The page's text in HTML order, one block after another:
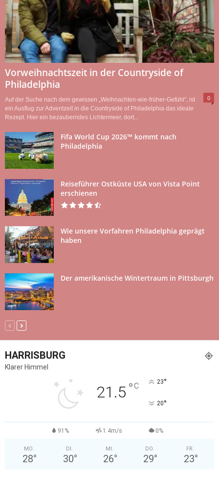
Vorweihnachtszeit in der Countryside of
Philadelphia
0
Auf der Suche nach dem gewissen „Weihnachten-wie-früher-Gefühl“, ist
ein Ausflug zur Adventzeit in die Countryside of Philadelphia das ideale
Rezept. Hier ein bezauberndes Lichtermeer, dort...
Fifa World Cup 2026™ kommt nach
Philadelphia
Reiseführer Ostküste USA von Vista Point
erschienen
Wie unsere Vorfahren Philadelphia geprägt
haben
Der amerikanische Wintertraum in Pittsburgh
HARRISBURG
Klarer Himmel
21.5 °C 23°
20°
91% 1.4m/s 0%
MO.
28°
DI.
30°
MI.
26°
DO.
29°
FR.
23°